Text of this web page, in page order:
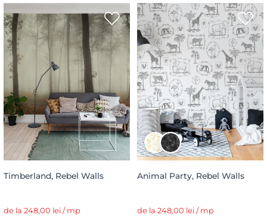
Timberland, Rebel Walls
de la 248,00 lei / mp
Animal Party, Rebel Walls
de la 248,00 lei / mp